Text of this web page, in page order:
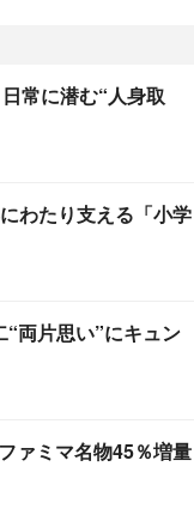
常に潜む“人身取
わたり支える「小学
両片思い”にキュン
ァミマ名物45％増量